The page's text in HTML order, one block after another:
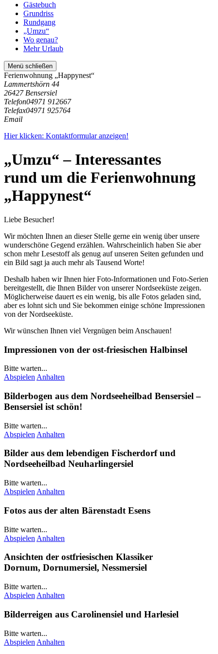
Gästebuch
Grundriss
Rundgang
„Umzu“
Wo genau?
Mehr Urlaub
Menü schließen
Ferienwohnung „Happynest“
Lammertshörn 44
26427 Bensersiel
Telefon04971 912667
Telefax04971 925764
Email
Hier klicken: Kontaktformular anzeigen!
„Umzu“ – Interessantes
rund um die Ferienwohnung
„Happynest“
Liebe Besucher!
Wir möchten Ihnen an dieser Stelle gerne ein wenig über unsere
wunderschöne Gegend erzählen. Wahrscheinlich haben Sie aber
schon mehr Lesestoff als genug auf unseren Seiten gefunden und
ein Bild sagt ja auch mehr als Tausend Worte!
Deshalb haben wir Ihnen hier Foto-Informationen und Foto-Serien
bereitgestellt, die Ihnen Bilder von unserer Nordseeküste zeigen.
Möglicherweise dauert es ein wenig, bis alle Fotos geladen sind,
aber es lohnt sich und Sie bekommen einige schöne Impressionen
von der Nordseeküste.
Wir wünschen Ihnen viel Vergnügen beim Anschauen!
Impressionen von der ost-friesischen Halbinsel
Bitte warten...
Abspielen Anhalten
Bilderbogen aus dem Nordseeheilbad Bensersiel –
Bensersiel ist schön!
Bitte warten...
Abspielen Anhalten
Bilder aus dem lebendigen Fischerdorf und
Nordseeheilbad Neuharlingersiel
Bitte warten...
Abspielen Anhalten
Fotos aus der alten Bärenstadt Esens
Bitte warten...
Abspielen Anhalten
Ansichten der ostfriesischen Klassiker
Dornum, Dornumersiel, Nessmersiel
Bitte warten...
Abspielen Anhalten
Bilderreigen aus Carolinensiel und Harlesiel
Bitte warten...
Abspielen Anhalten